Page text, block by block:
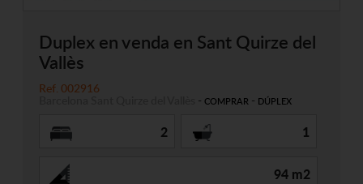
Duplex en venda en Sant Quirze del
Vallès
Ref. 002916
- COMPRAR - DÚPLEX
2 1
94 m2